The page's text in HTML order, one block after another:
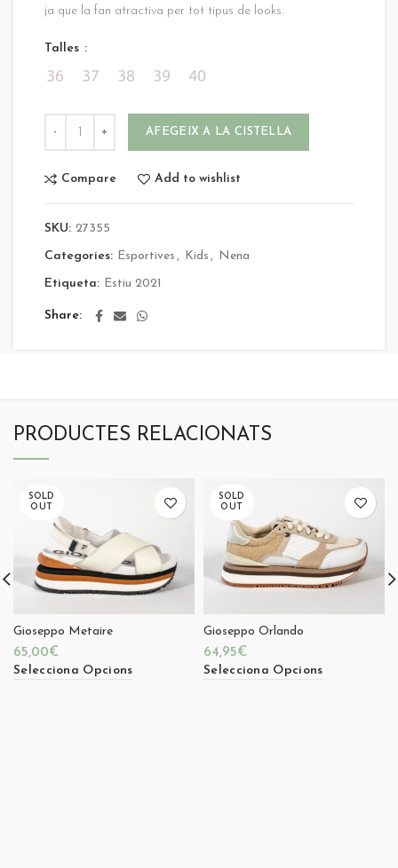
ja que la fan atractiva per tot tipus de looks.
Talles
AFEGEIX A LA CISTELLA
Compare Add to wishlist
SKU: 27355
Categories: Esportives , Kids , Nena
Etiqueta: Estiu 2021
Share
PRODUCTES RELACIONATS
SOLD
OUT
Gioseppo Metaire
65,00€
Selecciona Opcions
SOLD
OUT
Gioseppo Orlando
64,95€
Selecciona Opcions